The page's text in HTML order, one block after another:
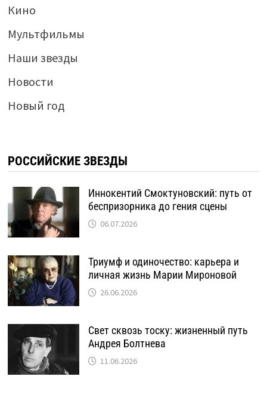
Кино
Мультфильмы
Наши звезды
Новости
Новый год
РОССИЙСКИЕ ЗВЕЗДЫ
Иннокентий Смоктуновский: путь от
беспризорника до гения сцены
06.07.2026
Триумф и одиночество: карьера и
личная жизнь Марии Мироновой
26.06.2026
Свет сквозь тоску: жизненный путь
Андрея Болтнева
11.06.2026